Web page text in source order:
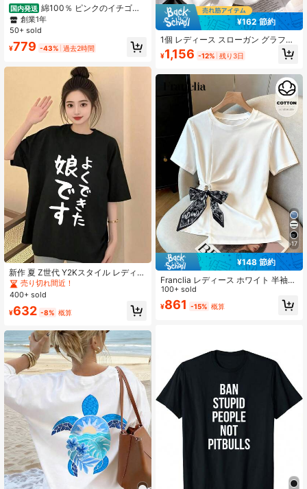
国内発送 綿100％ ピンクのイチゴ柄
クルーネック半袖Tシャツ、カジュア
ルでリラックスフィットの夏用レデ
創業1年
50+ sold
¥779 -43% 過去2時間
新作 夏 Z世代 Y2Kスタイル レディー
ス 面白い日本語テキストプリント ラ
ウンドネック 半袖Tシャツ カジュア
売り切れ間近！
400+ sold
¥632 -8% 概算
¥162 節約
1個 レディース スローガン グラフィ
ックプリント 快適 ドロップショルダ
ー Y2K プルオーバーパーカー、カジ
の日常着 & 学校再開 ホワイト
¥1,156 -12% 残り3日
17
¥148 節約
Franclia レディース ホワイト 半袖T
シャツ、アシンメトリーヘム、サイ
ドスカーフ装飾、コットン素材、ス
リムフィット、エレガント、ブラン
100+ sold
¥861 -15% 概算